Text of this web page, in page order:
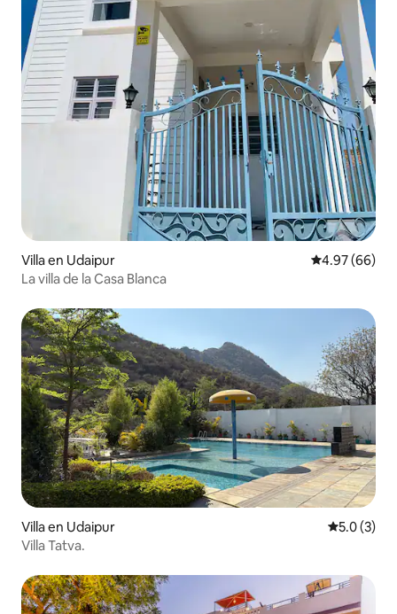
Villa en Udaipur Calificación
4.97 (66)
La villa de la Casa Blanca
Villa en Udaipur
5.0 (3)
Villa Tatva.